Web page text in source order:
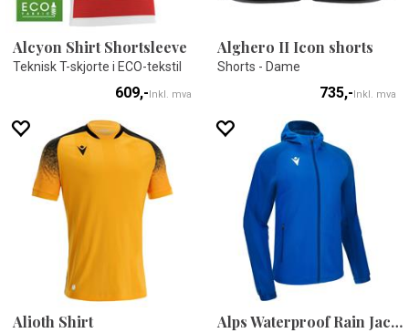
Alcyon Shirt Shortsleeve
Teknisk T-skjorte i ECO-tekstil
609,-Inkl. mva
Alghero II Icon shorts
Shorts - Dame
735,-Inkl. mva
Alioth Shirt Alps Waterproof Rain Jacket